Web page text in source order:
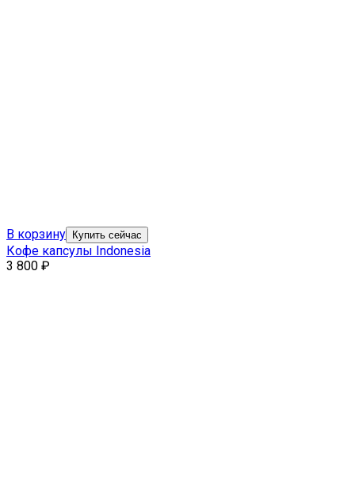
В корзину Купить сейчас
Кофе капсулы Indonesia
3 800 ₽